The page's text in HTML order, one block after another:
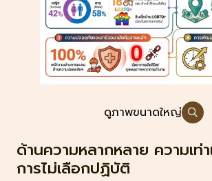
ดูภาพขนาดใหญ่
ด้านความหลากหลาย ความเท่
การไม่เลือกปฏิบัติ